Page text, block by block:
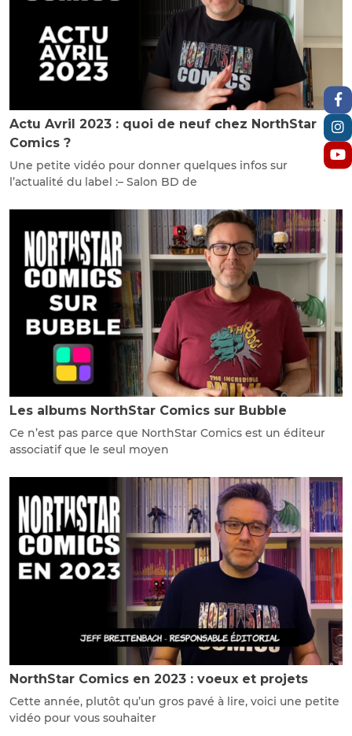
Actu Avril 2023 : quoi de neuf chez NorthStar
Comics ?
Une petite vidéo pour donner quelques infos sur
l’actualité du label :– Salon BD de
Les albums NorthStar Comics sur Bubble
Ce n’est pas parce que NorthStar Comics est un éditeur
associatif que le seul moyen
NorthStar Comics en 2023 : voeux et projets
Cette année, plutôt qu’un gros pavé à lire, voici une petite
vidéo pour vous souhaiter